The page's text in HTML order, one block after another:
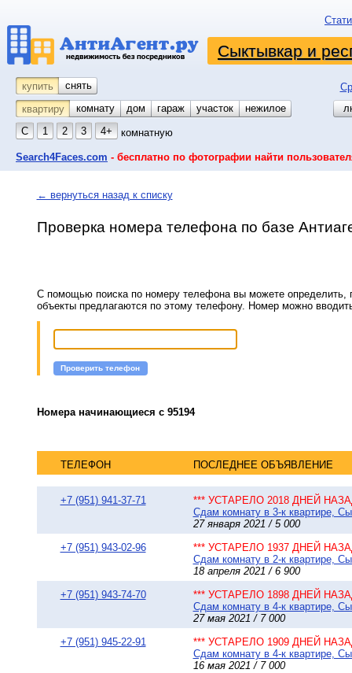
Сыктывкар и
купить снять
квартиру
комнату койко-место
дом гараж участок
нежилое
С
1 2 3 4+ комнатную
Search4Faces.com - бесплатно по фотографии найти
← вернуться назад к списку
Проверка номера телефона по базе
С помощью поиска по номеру телефона вы можете определить,
объекты предлагаются по этому телефону. Номер можно
Проверить телефон
Номера начинающиеся с 95194
ТЕЛЕФОН ПОСЛЕДНЕЕ ОБЪЯВЛЕНИЕ
+7 (951) 941-37-71
*** УСТАРЕЛО 2018 ДНЕЙ
Сдам комнату в 3-к квартире,
27 января 2021 / 5 000
+7 (951) 943-02-96
*** УСТАРЕЛО 1937 ДНЕЙ
Сдам комнату в 2-к квартире,
18 апреля 2021 / 6 900
+7 (951) 943-74-70
*** УСТАРЕЛО 1898 ДНЕЙ
Сдам комнату в 4-к квартире,
27 мая 2021 / 7 000
+7 (951) 945-22-91
*** УСТАРЕЛО 1909 ДНЕЙ
Сдам комнату в 4-к квартире,
16 мая 2021 / 7 000